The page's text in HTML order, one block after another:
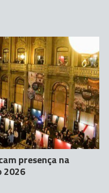
presença na
2026